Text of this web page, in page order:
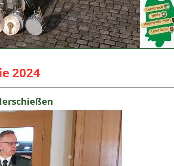
2024